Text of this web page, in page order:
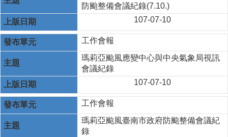
防颱整備會議紀錄(7.10.)
107-07-10
工作會報
瑪莉亞颱風應變中心與中央氣象局視訊
會議紀錄
107-07-10
工作會報
瑪莉亞颱風臺南市政府防颱整備會議紀
錄